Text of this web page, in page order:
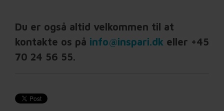
Du er også altid velkommen til at
kontakte os på info@inspari.dk eller +45
70 24 56 55.